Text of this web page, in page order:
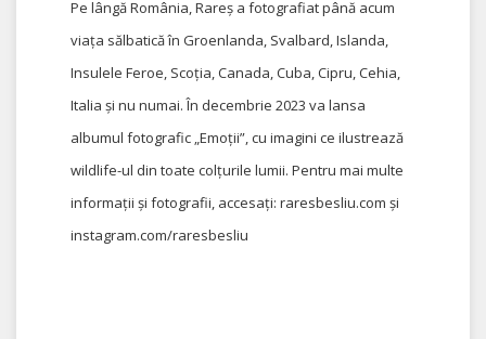
Pe lângă România, Rareș a fotografiat până acum
viața sălbatică în Groenlanda, Svalbard, Islanda,
Insulele Feroe, Scoția, Canada, Cuba, Cipru, Cehia,
Italia și nu numai. În decembrie 2023 va lansa
albumul fotografic „Emoții”, cu imagini ce ilustrează
wildlife-ul din toate colțurile lumii. Pentru mai multe
informații și fotografii, accesați: raresbesliu.com și
instagram.com/raresbesliu